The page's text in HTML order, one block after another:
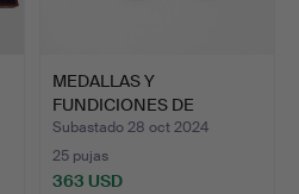
MEDALLAS Y
FUNDICIONES DE
MEDALLAS, 16 pie…
Subastado 28 oct 2024
25 pujas
363 USD